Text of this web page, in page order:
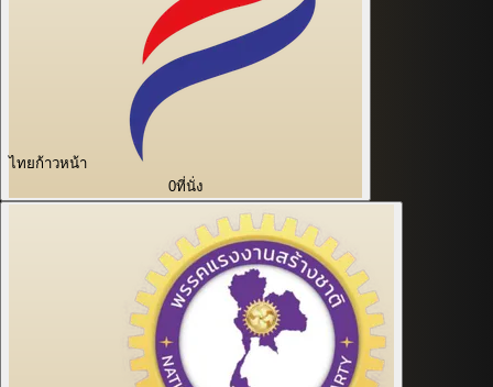
ไทยก้าวหน้า
0ที่นั่ง